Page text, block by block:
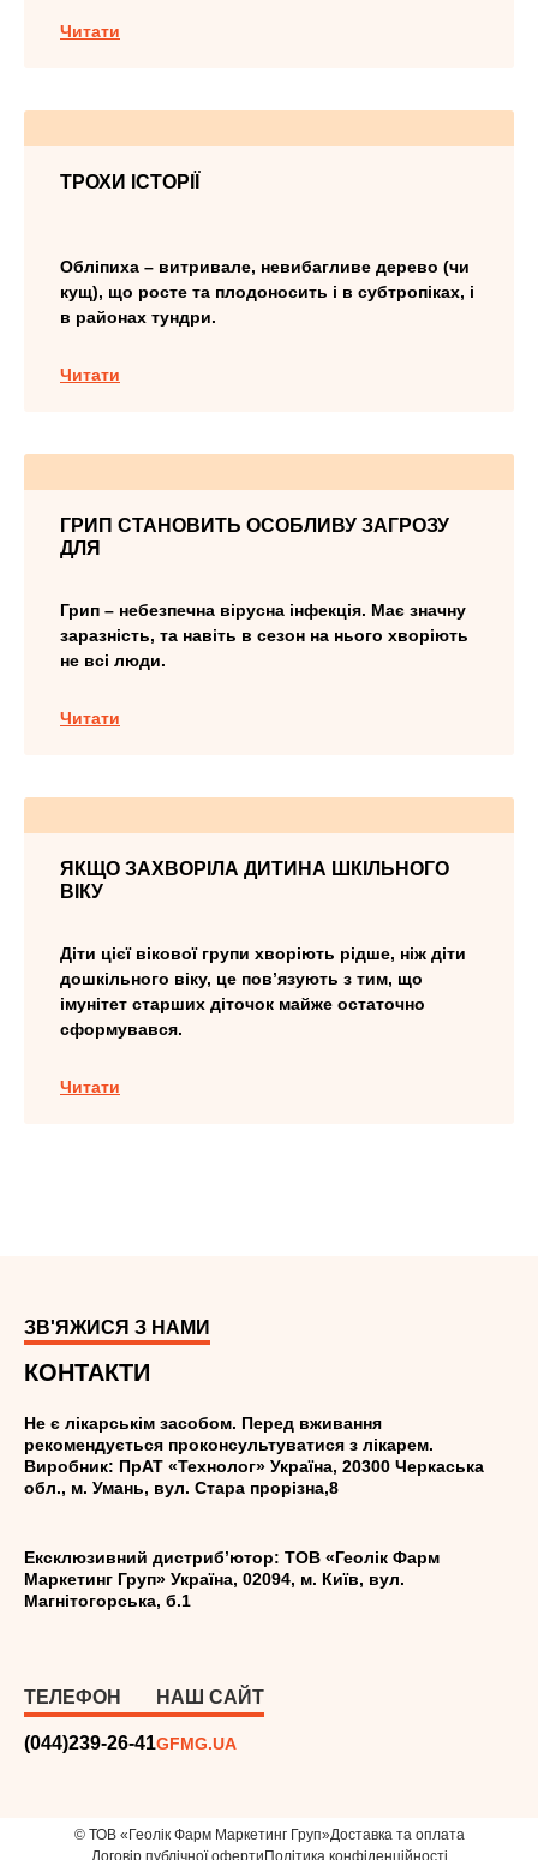
Читати
ТРОХИ ІСТОРІЇ
Обліпиха – витривале, невибагливе дерево (чи
кущ), що росте та плодоносить і в субтропіках, і
в районах тундри.
Читати
ГРИП СТАНОВИТЬ ОСОБЛИВУ ЗАГРОЗУ
ДЛЯ
Грип – небезпечна вірусна інфекція. Має значну
заразність, та навіть в сезон на нього хворіють
не всі люди.
Читати
ЯКЩО ЗАХВОРІЛА ДИТИНА ШКІЛЬНОГО
ВІКУ
Діти цієї вікової групи хворіють рідше, ніж діти
дошкільного віку, це пов’язують з тим, що
імунітет старших діточок майже остаточно
сформувався.
Читати
ЗВ'ЯЖИСЯ З НАМИ
КОНТАКТИ
Не є лікарськім засобом. Перед вживання
рекомендується проконсультуватися з лікарем.
Виробник: ПрАТ «Технолог» Україна, 20300 Черкаська
обл., м. Умань, вул. Стара прорізна,8
Ексклюзивний дистриб’ютор: ТОВ «Геолік Фарм
Маркетинг Груп» Україна, 02094, м. Київ, вул.
Магнітогорська, б.1
ТЕЛЕФОН
(044)239-26-41
НАШ САЙТ
GFMG.UA
© ТОВ «Геолік Фарм Маркетинг Груп»Доставка та оплата
Договір публічної оферти Політика конфіденційності